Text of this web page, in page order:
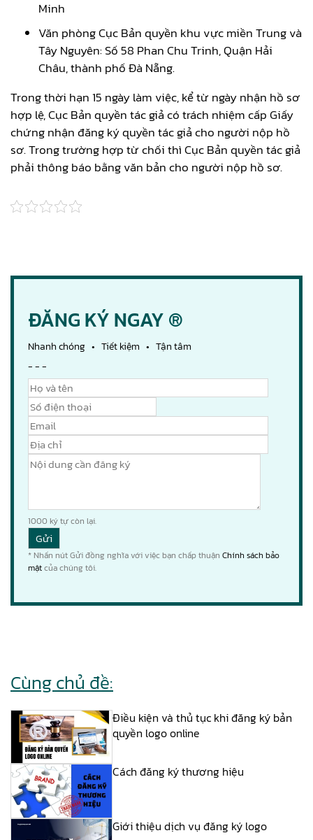
Minh
Văn phòng Cục Bản quyền khu vực miền Trung và
Tây Nguyên: Số 58 Phan Chu Trinh, Quận Hải
Châu, thành phố Đà Nẵng.
Trong thời hạn 15 ngày làm việc, kể từ ngày nhận hồ sơ
hợp lệ, Cục Bản quyền tác giả có trách nhiệm cấp Giấy
chứng nhận đăng ký quyền tác giả cho người nộp hồ
sơ. Trong trường hợp từ chối thì Cục Bản quyền tác giả
phải thông báo bằng văn bản cho người nộp hồ sơ.
ĐĂNG KÝ NGAY ®
Nhanh chóng • Tiết kiệm • Tận tâm
- - -
1000 ký tự còn lại.
* Nhấn nút Gửi đồng nghĩa với việc bạn chấp thuận Chính sách bảo
mậtcủa chúng tôi.
Cùng chủ đề:
Điều kiện và thủ tục khi đăng ký bản
quyền logo online
Cách đăng ký thương hiệu
Giới thiệu dịch vụ đăng ký logo